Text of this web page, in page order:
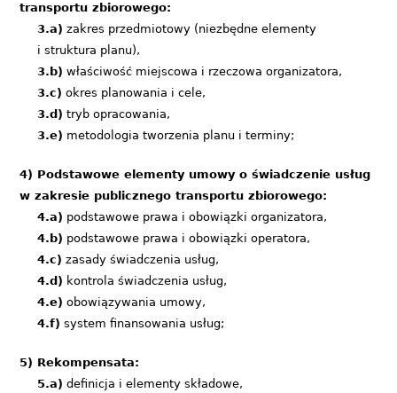
transportu zbiorowego:
3.a) zakres przedmiotowy (niezbędne elementy
i struktura planu),
3.b) właściwość miejscowa i rzeczowa organizatora,
3.c) okres planowania i cele,
3.d) tryb opracowania,
3.e) metodologia tworzenia planu i terminy;
4) Podstawowe elementy umowy o świadczenie usług
w zakresie publicznego transportu zbiorowego:
4.a) podstawowe prawa i obowiązki organizatora,
4.b) podstawowe prawa i obowiązki operatora,
4.c) zasady świadczenia usług,
4.d) kontrola świadczenia usług,
4.e) obowiązywania umowy,
4.f) system finansowania usług;
5) Rekompensata:
5.a) definicja i elementy składowe,